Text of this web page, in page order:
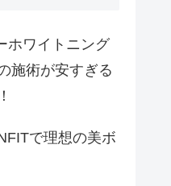
ホワイトニング
施術が安すぎる
で理想の美ボ